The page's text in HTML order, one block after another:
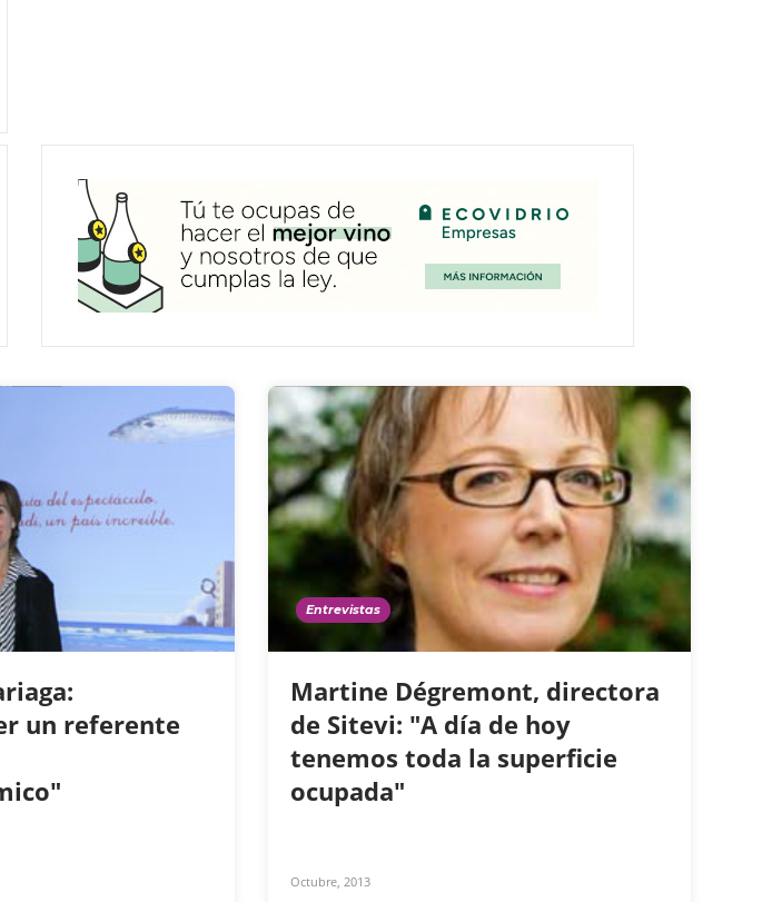
un referente
Entrevistas
Martine Dégremont, directora
de Sitevi: "A día de hoy
tenemos toda la superficie
ocupada"
Octubre, 2013